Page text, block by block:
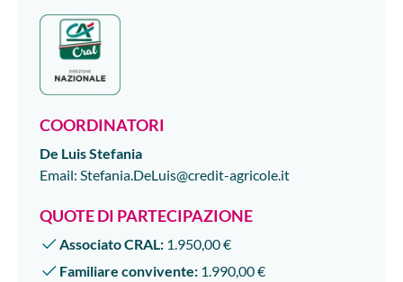
COORDINATORI
De LuisStefania
Email: Stefania.DeLuis@credit-agricole.it
QUOTE DI PARTECIPAZIONE
Associato CRAL: 1.950,00 €
Familiare convivente: 1.990,00 €